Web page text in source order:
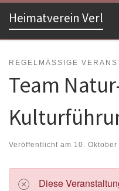
Zum Inhalt springen
Heimatverein Verl
REGELMÄSSIGE
Team
Veröffentlicht am 10. Oktober
Diese